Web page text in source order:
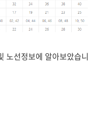
노선정보에 알아보았습니